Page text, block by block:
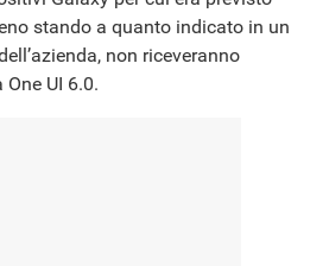
stando a quanto indicato in un
non riceveranno
UI 6.0.